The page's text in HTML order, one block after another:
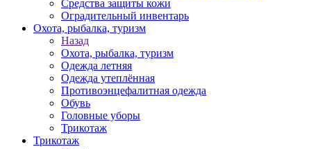
Средства защиты кожи
Оградительный инвентарь
Охота, рыбалка, туризм
Назад
Охота, рыбалка, туризм
Одежда летняя
Одежда утеплённая
Противоэнцефалитная одежда
Обувь
Головные уборы
Трикотаж
Трикотаж